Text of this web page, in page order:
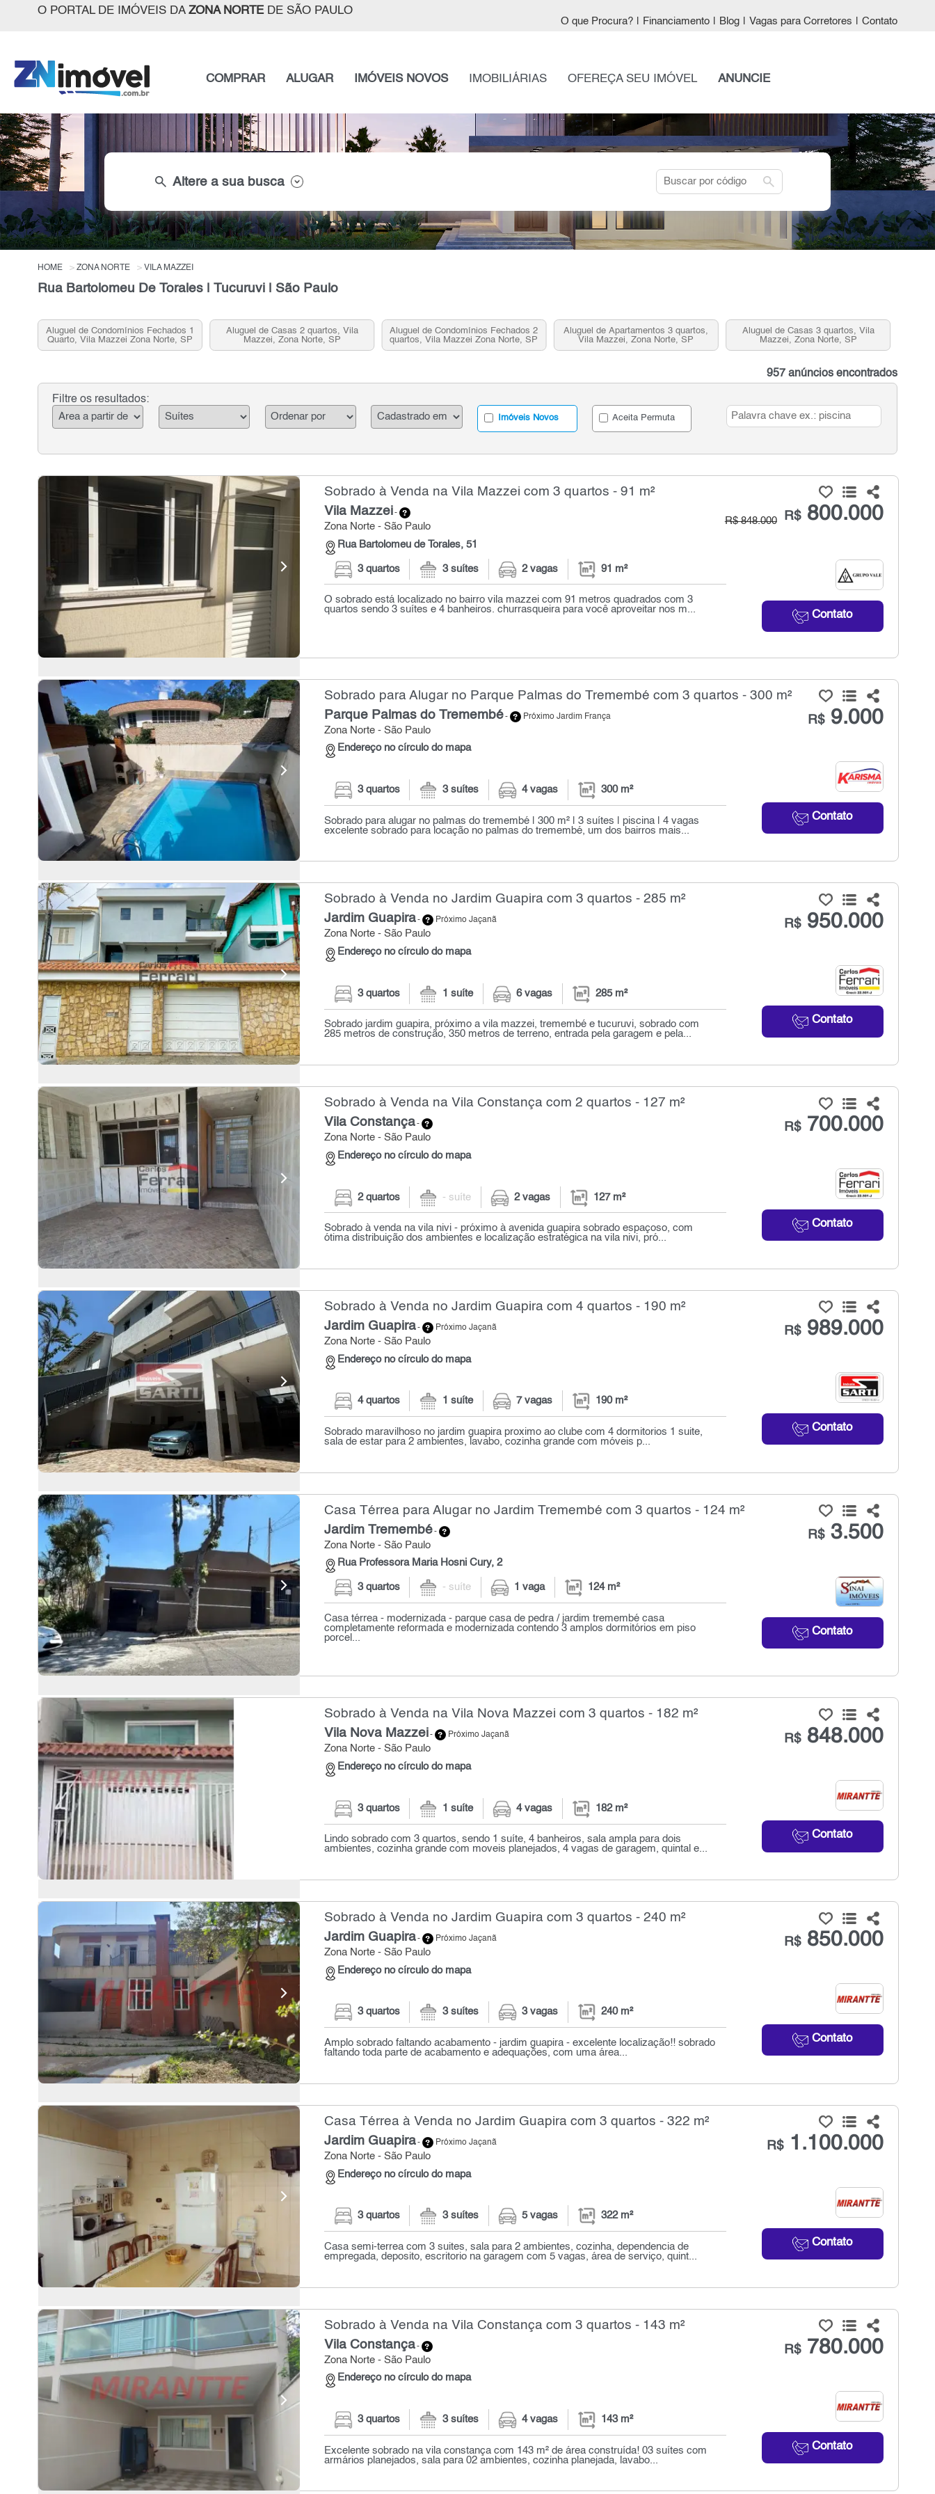
O PORTAL DE IMÓVEIS DA ZONA NORTEDE SÃO PAULO
O que Procura? Financiamento Blog Vagas para Corretores Contato
COMPRAR ALUGAR IMÓVEIS NOVOS IMOBILIÁRIAS OFEREÇA SEU IMÓVEL ANUNCIE
search Altere a sua busca search
HOME ZONA NORTE VILA MAZZEI
Rua Bartolomeu De Torales | Tucuruvi | São Paulo
Aluguel de Condomínios Fechados 1
Quarto, Vila Mazzei Zona Norte, SP
Aluguel de Casas 2 quartos, Vila
Mazzei, Zona Norte, SP
Aluguel de Condomínios Fechados 2
quartos, Vila Mazzei Zona Norte, SP
Aluguel de Apartamentos 3 quartos,
Vila Mazzei, Zona Norte, SP
Aluguel de Casas 3 quartos, Vila
Mazzei, Zona Norte, SP
957 anúncios encontrados
Filtre os resultados:
Imóveis Novos Aceita Permuta
Sobrado à Venda na Vila Mazzei com 3 quartos - 91 m²
Vila Mazzei-
Zona Norte - São Paulo
Rua Bartolomeu de Torales, 51
R$800.000
R$ 848.000
Contato
3 quartos 3 suítes 2 vagas 91 m²
O sobrado está localizado no bairro vila mazzei com 91 metros quadrados com 3
quartos sendo 3 suítes e 4 banheiros. churrasqueira para você aproveitar nos m...
Sobrado para Alugar no Parque Palmas do Tremembé com 3 quartos - 300 m²
Parque Palmas do Tremembé- Próximo Jardim França
Zona Norte - São Paulo
Endereço no círculo do mapa
R$9.000
Contato
3 quartos 3 suítes 4 vagas 300 m²
Sobrado para alugar no palmas do tremembé | 300 m² | 3 suítes | piscina | 4 vagas
excelente sobrado para locação no palmas do tremembé, um dos bairros mais...
Sobrado à Venda no Jardim Guapira com 3 quartos - 285 m²
Jardim Guapira- Próximo Jaçanã
Zona Norte - São Paulo
Endereço no círculo do mapa
R$950.000
Contato
3 quartos 1 suíte 6 vagas 285 m²
Sobrado jardim guapira, próximo a vila mazzei, tremembé e tucuruvi, sobrado com
285 metros de construção, 350 metros de terreno, entrada pela garagem e pela...
Sobrado à Venda na Vila Constança com 2 quartos - 127 m²
Vila Constança-
Zona Norte - São Paulo
Endereço no círculo do mapa
R$700.000
Contato
2 quartos - suíte 2 vagas 127 m²
Sobrado à venda na vila nivi - próximo à avenida guapira sobrado espaçoso, com
ótima distribuição dos ambientes e localização estratégica na vila nivi, pró...
Sobrado à Venda no Jardim Guapira com 4 quartos - 190 m²
Jardim Guapira- Próximo Jaçanã
Zona Norte - São Paulo
Endereço no círculo do mapa
R$989.000
Contato
4 quartos 1 suíte 7 vagas 190 m²
Sobrado maravilhoso no jardim guapira proximo ao clube com 4 dormitorios 1 suite,
sala de estar para 2 ambientes, lavabo, cozinha grande com móveis p...
Casa Térrea para Alugar no Jardim Tremembé com 3 quartos - 124 m²
Jardim Tremembé-
Zona Norte - São Paulo
Rua Professora Maria Hosni Cury, 2
R$3.500
Contato
3 quartos - suíte 1 vaga 124 m²
Casa térrea - modernizada - parque casa de pedra / jardim tremembé casa
completamente reformada e modernizada contendo 3 amplos dormitórios em piso
porcel...
Sobrado à Venda na Vila Nova Mazzei com 3 quartos - 182 m²
Vila Nova Mazzei- Próximo Jaçanã
Zona Norte - São Paulo
Endereço no círculo do mapa
R$848.000
Contato
3 quartos 1 suíte 4 vagas 182 m²
Lindo sobrado com 3 quartos, sendo 1 suíte, 4 banheiros, sala ampla para dois
ambientes, cozinha grande com moveis planejados, 4 vagas de garagem, quintal e...
Sobrado à Venda no Jardim Guapira com 3 quartos - 240 m²
Jardim Guapira- Próximo Jaçanã
Zona Norte - São Paulo
Endereço no círculo do mapa
R$850.000
Contato
3 quartos 3 suítes 3 vagas 240 m²
Amplo sobrado faltando acabamento - jardim guapira - excelente localização!! sobrado
faltando toda parte de acabamento e adequações, com uma área...
Casa Térrea à Venda no Jardim Guapira com 3 quartos - 322 m²
Jardim Guapira- Próximo Jaçanã
Zona Norte - São Paulo
Endereço no círculo do mapa
R$1.100.000
Contato
3 quartos 3 suítes 5 vagas 322 m²
Casa semi-terrea com 3 suites, sala para 2 ambientes, cozinha, dependencia de
empregada, deposito, escritorio na garagem com 5 vagas, área de serviço, quint...
Sobrado à Venda na Vila Constança com 3 quartos - 143 m²
Vila Constança-
Zona Norte - São Paulo
Endereço no círculo do mapa
R$780.000
Contato
3 quartos 3 suítes 4 vagas 143 m²
Excelente sobrado na vila constança com 143 m² de área construída! 03 suítes com
armários planejados, sala para 02 ambientes, cozinha planejada, lavabo...